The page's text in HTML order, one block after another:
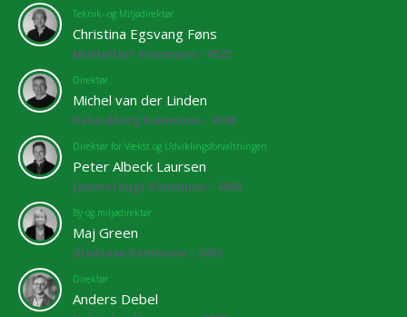
Teknik- og Miljødirektør
Christina Egsvang Føns
Middelfart Kommune - 4525
Direktør
Michel van der Linden
Kalundborg Kommune - 4108
Direktør for Vækst og Udviklingsforvaltningen
Peter Albeck Laursen
Jammerbugt Kommune - 4068
By og miljødirektør
Maj Green
Gladsaxe Kommune - 3460
Direktør
Anders Debel